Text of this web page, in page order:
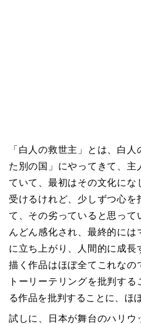
「白人の救世主」とは、白
た別の国」にやってきて、主
ていて、最初はその文化にな
受けるけれど、少しずつ心を
て、その劣っていると思って
んどん感化され、最終的に
に立ち上がり、人間的に成長
描く作品はほぼ全てこれなの
トーリーテリングを批判す
る作品を批判することに、ほ
試しに、日本が舞台のハリウ